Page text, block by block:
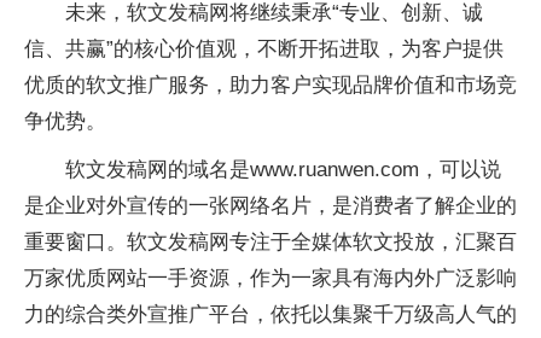
未来，软文发稿网将继续秉承“专业、创新、诚
信、共赢”的核心价值观，不断开拓进取，为客户提供
优质的软文推广服务，助力客户实现品牌价值和市场竞
争优势。
软文发稿网的域名是www.ruanwen.com，可以说
是企业对外宣传的一张网络名片，是消费者了解企业的
重要窗口。软文发稿网专注于全媒体软文投放，汇聚百
万家优质网站一手资源，作为一家具有海内外广泛影响
力的综合类外宣推广平台，依托以集聚千万级高人气的